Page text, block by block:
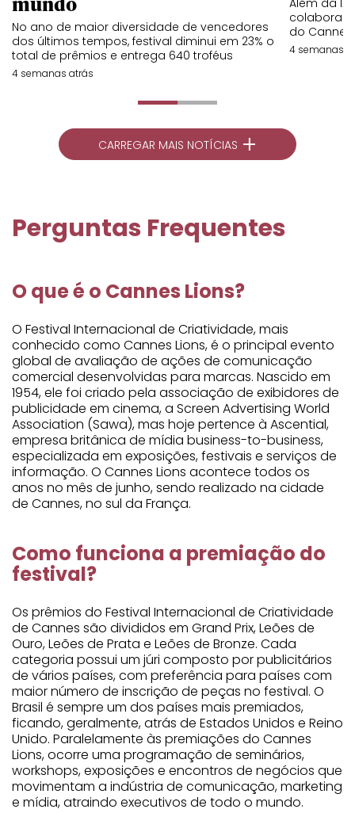
No ano de maior diversidade de vencedores
dos últimos tempos, festival diminui em 23% o
total de prêmios e entrega 640 troféus
4 semanas atrás
Além da
do Cannes
4 semanas
CARREGAR MAIS NOTÍCIAS +
Perguntas Frequentes
O que é o Cannes Lions?
O Festival Internacional de Criatividade, mais
conhecido como Cannes Lions, é o principal evento
global de avaliação de ações de comunicação
comercial desenvolvidas para marcas. Nascido em
1954, ele foi criado pela associação de exibidores de
publicidade em cinema, a Screen Advertising World
Association (Sawa), mas hoje pertence à Ascential,
empresa britânica de mídia business-to-business,
especializada em exposições, festivais e serviços de
informação. O Cannes Lions acontece todos os
anos no mês de junho, sendo realizado na cidade
de Cannes, no sul da França.
Como funciona a premiação do
festival?
Os prêmios do Festival Internacional de Criatividade
de Cannes são divididos em Grand Prix, Leões de
Ouro, Leões de Prata e Leões de Bronze. Cada
categoria possui um júri composto por publicitários
de vários países, com preferência para países com
maior número de inscrição de peças no festival. O
Brasil é sempre um dos países mais premiados,
ficando, geralmente, atrás de Estados Unidos e Reino
Unido. Paralelamente às premiações do Cannes
Lions, ocorre uma programação de seminários,
workshops, exposições e encontros de negócios que
movimentam a indústria de comunicação, marketing
e mídia, atraindo executivos de todo o mundo.